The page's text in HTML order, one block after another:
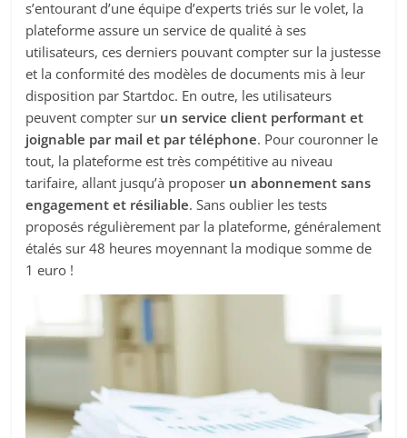
s’entourant d’une équipe d’experts triés sur le volet, la
plateforme assure un service de qualité à ses
utilisateurs, ces derniers pouvant compter sur la justesse
et la conformité des modèles de documents mis à leur
disposition par Startdoc. En outre, les utilisateurs
peuvent compter sur un service client performant et
joignable par mail et par téléphone. Pour couronner le
tout, la plateforme est très compétitive au niveau
tarifaire, allant jusqu’à proposer un abonnement sans
engagement et résiliable. Sans oublier les tests
proposés régulièrement par la plateforme, généralement
étalés sur 48 heures moyennant la modique somme de
1 euro !